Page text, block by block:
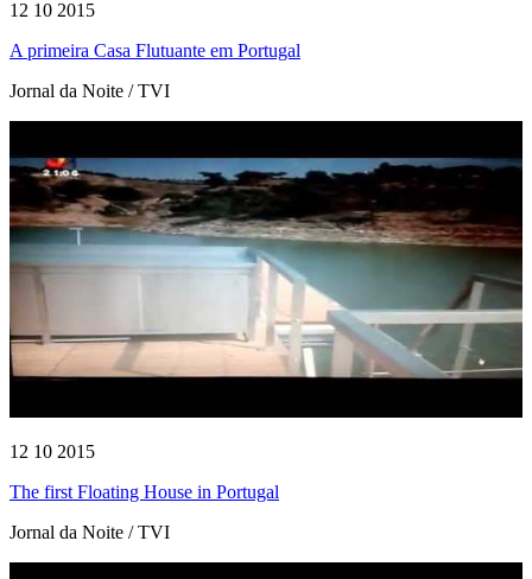
12 10 2015
A primeira Casa Flutuante em Portugal
Jornal da Noite / TVI
12 10 2015
The first Floating House in Portugal
Jornal da Noite / TVI